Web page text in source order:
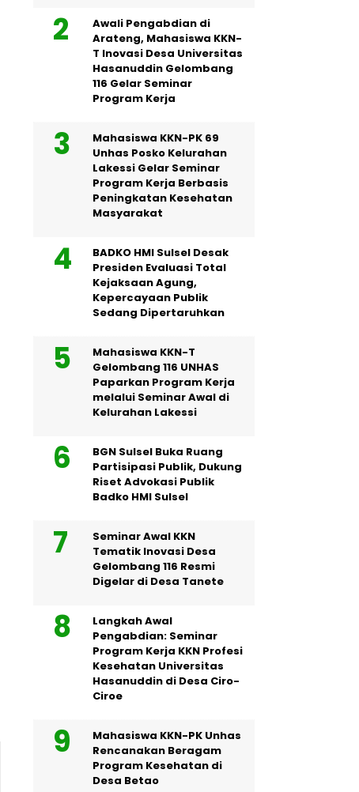
Awali Pengabdian di
Arateng, Mahasiswa KKN-
T Inovasi Desa Universitas
Hasanuddin Gelombang
116 Gelar Seminar
Program Kerja
Mahasiswa KKN-PK 69
Unhas Posko Kelurahan
Lakessi Gelar Seminar
Program Kerja Berbasis
Peningkatan Kesehatan
Masyarakat
BADKO HMI Sulsel Desak
Presiden Evaluasi Total
Kejaksaan Agung,
Kepercayaan Publik
Sedang Dipertaruhkan
Mahasiswa KKN-T
Gelombang 116 UNHAS
Paparkan Program Kerja
melalui Seminar Awal di
Kelurahan Lakessi
BGN Sulsel Buka Ruang
Partisipasi Publik, Dukung
Riset Advokasi Publik
Badko HMI Sulsel
Seminar Awal KKN
Tematik Inovasi Desa
Gelombang 116 Resmi
Digelar di Desa Tanete
Langkah Awal
Pengabdian: Seminar
Program Kerja KKN Profesi
Kesehatan Universitas
Hasanuddin di Desa Ciro-
Ciroe
Mahasiswa KKN-PK Unhas
Rencanakan Beragam
Program Kesehatan di
Desa Betao